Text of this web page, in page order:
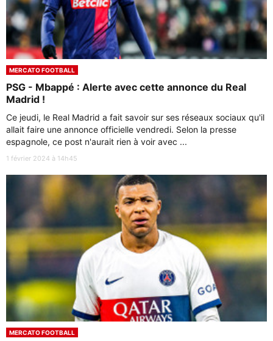
MERCATO FOOTBALL
PSG - Mbappé : Alerte avec cette annonce du Real
Madrid !
Ce jeudi, le Real Madrid a fait savoir sur ses réseaux sociaux qu'il
allait faire une annonce officielle vendredi. Selon la presse
espagnole, ce post n'aurait rien à voir avec ...
1 février 2024 à 14h45
MERCATO FOOTBALL